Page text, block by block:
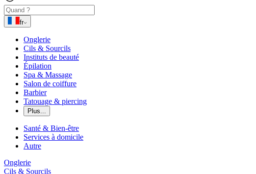
fr
Onglerie
Cils & Sourcils
Instituts de beauté
Épilation
Spa & Massage
Salon de coiffure
Barbier
Tatouage & piercing
Plus...
Santé & Bien-être
Services à domicile
Autre
Onglerie
Cils & Sourcils